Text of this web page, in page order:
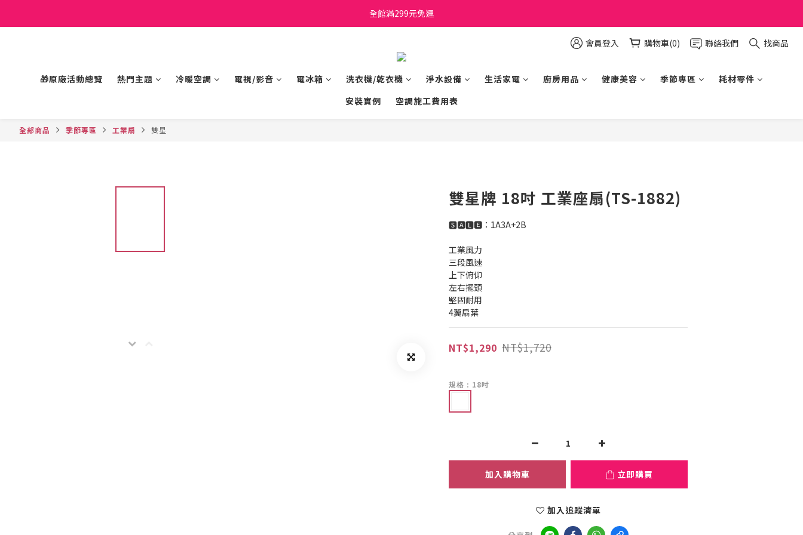
日立家電、國際牌 原廠管制價格 私訊優惠價
全館滿299元免運
會員登入 購物車(0) 聯絡我們 找商品
🎁原廠活動總覽 熱門主題 冷暖空調 電視/影音 電冰箱 洗衣機/乾衣機 淨水設備 生活家電 廚房用品 健康美容 季節專區
耗材零件
安裝實例
空調施工費用表
全部商品 季節專區 工業扇 雙星
雙星牌 18吋 工業座扇(TS-1882)
🆂🅰🅻🅴：1A3A+2B
工業風力
三段風速
上下俯仰
左右擺頭
堅固耐用
4翼扇葉
NT$1,290 NT$1,720
規格 : 18吋
加入購物車 立即購買
加入追蹤清單